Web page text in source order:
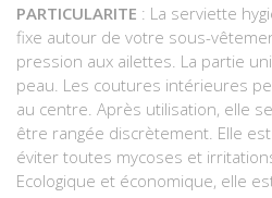
PARTICULARITE : La serviette
fixe autour de votre sous-
pression aux ailettes. La partie
peau. Les coutures intérieures
au centre. Après utilisation, elle
être rangée discrètement. Elle
éviter toutes mycoses et
Ecologique et économique, elle